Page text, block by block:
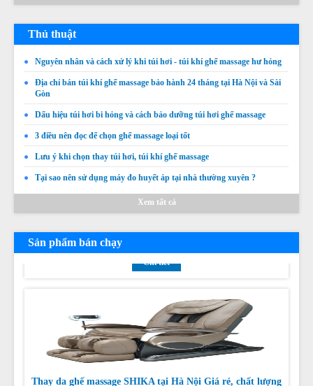
Thủ thuật
Nguyên nhân và cách xử lý khi túi hơi - túi khí ghế massage hư hỏng
Địa chỉ bán túi khí ghế massage bảo hành 24 tháng tại Hà Nội và Sài
Gòn
Dấu hiệu túi hơi bi hỏng và cách bảo dưỡng túi hơi ghế massage
3 điều nên đọc để chọn ghế massage loại tốt
Lưu ý khi chọn thay túi hơi, túi khí ghế massage
Tại sao nên sử dụng máy đo huyết áp tại nhà thường xuyên ?
Xem tất cả
Sản phẩm bán chạy
Thay da ghế massage SHIKA tại Hà Nội Giá rẻ, chất lượng
tốt nhất